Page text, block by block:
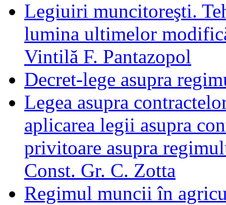
Legiuiri muncitoreşti.
lumina ultimelor
Vintilă F. Pantazopol
Decret-lege asupra
Legea asupra
aplicarea legii asupra
privitoare asupra
Const. Gr. C. Zotta
Regimul muncii în